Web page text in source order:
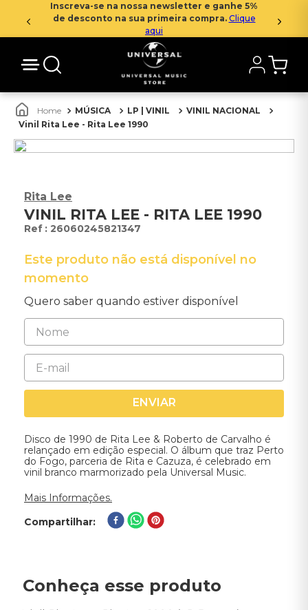
Inscreva-se na nossa newsletter e ganhe 5%
de desconto na sua primeira compra. Clique
aqui
MÚSICA LP | VINIL
VINIL NACIONAL
Vinil Rita Lee - Rita Lee 1990
Rita Lee
VINIL RITA LEE - RITA LEE 1990
: 26060245821347
Este produto não está disponível no
momento
Quero saber quando estiver disponível
ENVIAR
Disco de 1990 de Rita Lee & Roberto de Carvalho é
relançado em edição especial. O álbum que traz Perto
do Fogo, parceria de Rita e Cazuza, é celebrado em
vinil branco marmorizado pela Universal Music.
Mais Informações.
Compartilhar
Conheça esse produto